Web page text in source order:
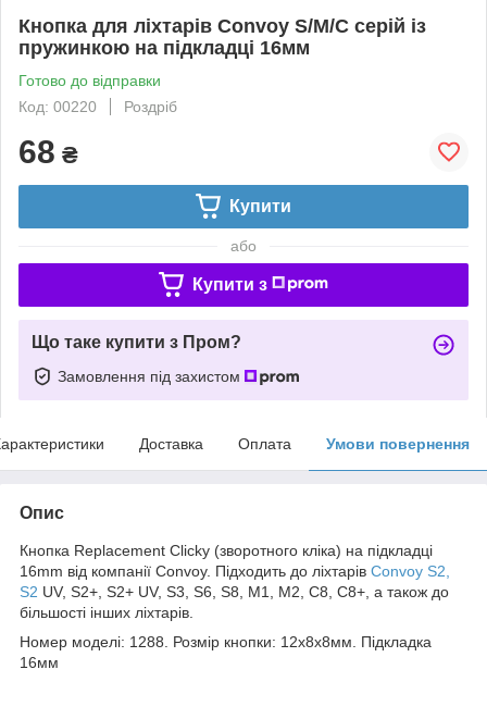
Кнопка для ліхтарів Convoy S/M/C серій із
пружинкою на підкладці 16мм
Готово до відправки
Код: 00220
Роздріб
68 ₴
Купити
або
Купити з
Що таке купити з Пром?
Замовлення під захистом
Доставка Оплата Умови повернення
Опис
Кнопка Replacement Clicky (зворотного кліка) на підкладці
16mm від компанії Convoy. Підходить до ліхтарів Convoy S2,
S2 UV, S2+, S2+ UV, S3, S6, S8, M1, M2, C8, C8+, а також до
більшості інших ліхтарів.
Номер моделі: 1288. Розмір кнопки: 12х8х8мм. Підкладка
16мм